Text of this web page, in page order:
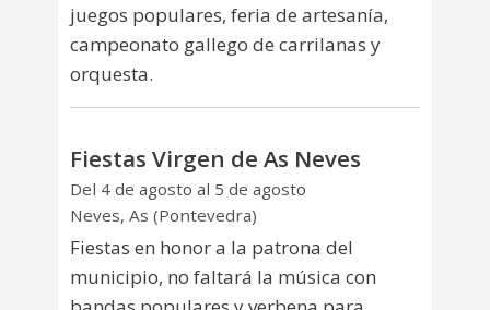
juegos populares, feria de artesanía,
campeonato gallego de carrilanas y
orquesta.
Fiestas Virgen de As Neves
Del 4 de agosto al 5 de agosto
Neves, As (Pontevedra)
Fiestas en honor a la patrona del
municipio, no faltará la música con